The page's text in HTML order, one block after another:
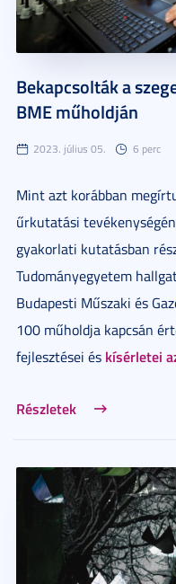
Bekapcsolták a
BME műholdján
2023. július 05. 6 perc
Mint azt korábban
űrkutatási
gyakorlati kutatásban
Tudományegyetem
Budapesti Műszaki és
100 műholdja kapcsán
fejlesztései és kísérletei
Részletek